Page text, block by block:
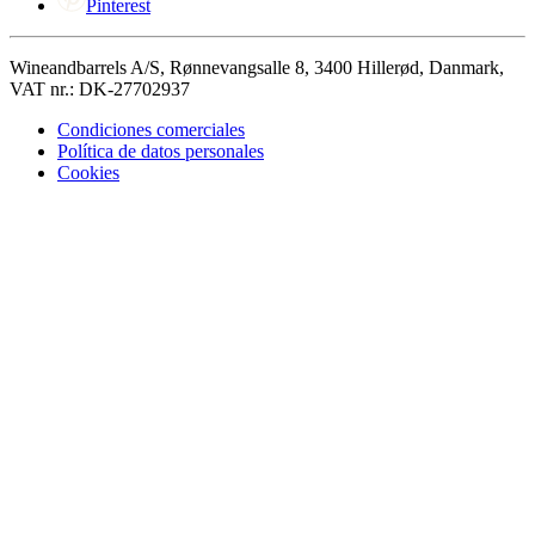
Pinterest
Wineandbarrels A/S, Rønnevangsalle 8, 3400 Hillerød, Danmark,
VAT nr.: DK-27702937
Condiciones comerciales
Política de datos personales
Cookies